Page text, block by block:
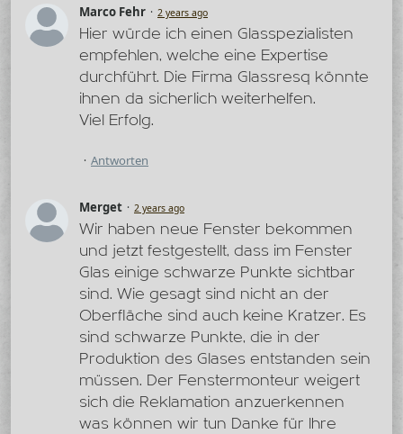
Marco Fehr 2 years ago
Hier würde ich einen Glasspezialisten
empfehlen, welche eine Expertise
durchführt. Die Firma Glassresq könnte
ihnen da sicherlich weiterhelfen.
Viel Erfolg.
Antworten
Merget 2 years ago
Wir haben neue Fenster bekommen
und jetzt festgestellt, dass im Fenster
Glas einige schwarze Punkte sichtbar
sind. Wie gesagt sind nicht an der
Oberfläche sind auch keine Kratzer. Es
sind schwarze Punkte, die in der
Produktion des Glases entstanden sein
müssen. Der Fenstermonteur weigert
sich die Reklamation anzuerkennen
was können wir tun Danke für Ihre